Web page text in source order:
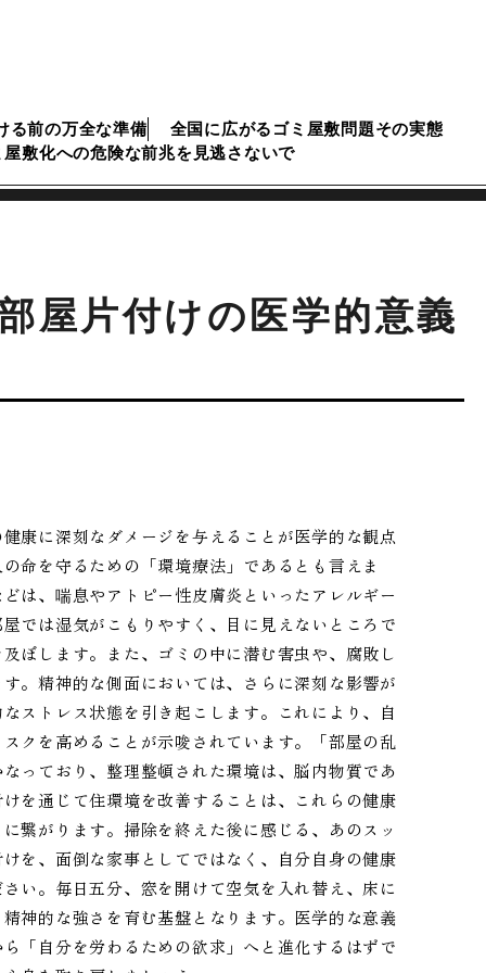
る前の万全な準備
全国に広がるゴミ屋敷問題その実態
屋敷化への危険な前兆を見逃さないで
屋片付けの医学的意義
康に深刻なダメージを与えることが医学的な観点
命を守るための「環境療法」であるとも言えま
は、喘息やアトピー性皮膚炎といったアレルギー
では湿気がこもりやすく、目に見えないところで
ぼします。また、ゴミの中に潜む害虫や、腐敗し
。精神的な側面においては、さらに深刻な影響が
ストレス状態を引き起こします。これにより、自
クを高めることが示唆されています。「部屋の乱
っており、整理整頓された環境は、脳内物質であ
を通じて住環境を改善することは、これらの健康
繋がります。掃除を終えた後に感じる、あのスッ
を、面倒な家事としてではなく、自分自身の健康
い。毎日五分、窓を開けて空気を入れ替え、床に
神的な強さを育む基盤となります。医学的な意義
「自分を労わるための欲求」へと進化するはずで